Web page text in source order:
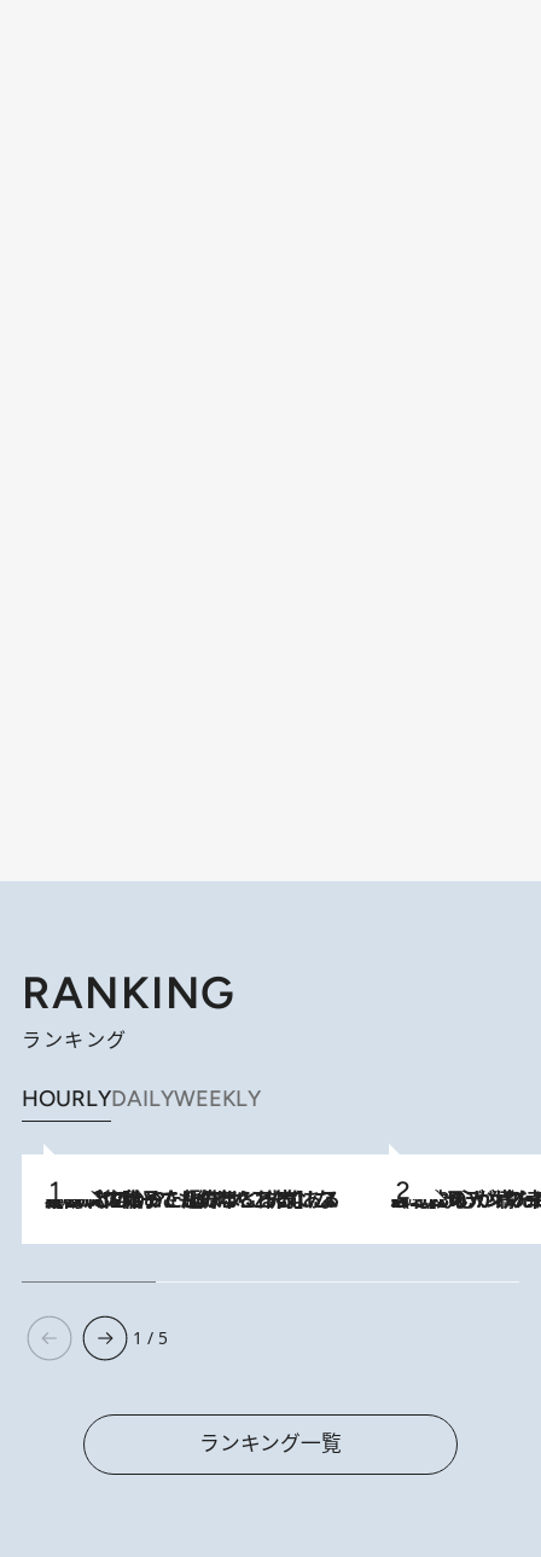
RANKING
ランキング
HOURLYDAILYWEEKLY
2026.8.5
【阿川佐和子さんの年とる力】なぜ70代で始めた趣味は“こんなに楽しい”のか？ ピアノ、俳句…スランプに陥っても続けられる“ある秘訣”とは 2026.8.8
《北欧の人々の幸福度が高いのは…》元デンマーク親善大使が出会った“心が満たされる暮らし”「いいかげんにヒュッゲしなさい！」
1 / 5
ランキング一覧